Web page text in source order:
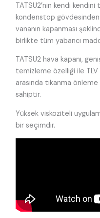
TATSU2’nin kendi
kondenstop
vananın kapanması
birlikte tüm yabancı
TATSU2 hava kapanı,
temizleme özelliği ile
arasında tıkanma
sahiptir.
Yüksek viskoziteli
bir seçimdir.